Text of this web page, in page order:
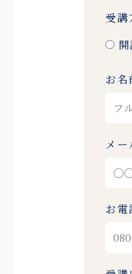
受講
お名
メ
お電